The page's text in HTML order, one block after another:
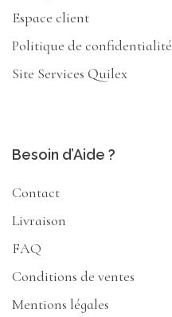
Espace client
Politique de confidentialité
Site Services Quilex
Besoin d’Aide ?
Contact
Livraison
FAQ
Conditions de ventes
Mentions légales